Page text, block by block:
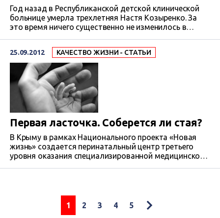
Год назад в Республиканской детской клинической
больнице умерла трехлетняя Настя Козыренко. За
это время ничего существенно не изменилось в
правоохранительных органов, занимающихся
данным делом: в больнице провели внутреннее
расследование и вынесли врачам взыскания,
уголовное дело до сих пор в стадии расследования.
25.09.2012 КАЧЕСТВО ЖИЗНИ - СТАТЬИ
Первая ласточка. Соберется ли стая?
В Крыму в рамках Национального проекта «Новая
жизнь» создается перинатальный центр третьего
уровня оказания специализированной медицинской
должна помочь перевести всю систему
родовспоможения на качественно новый уровень.
1 2 3 4 5